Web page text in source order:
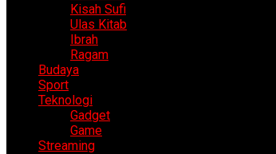
Kisah Sufi
Ulas Kitab
Ibrah
Ragam
Budaya
Sport
Teknologi
Gadget
Game
Streaming